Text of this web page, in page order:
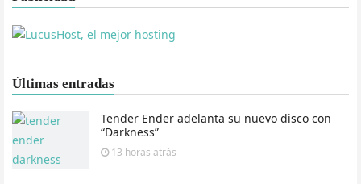
Últimas entradas
Tender Ender adelanta su nuevo disco con
“Darkness”
13 horas atrás